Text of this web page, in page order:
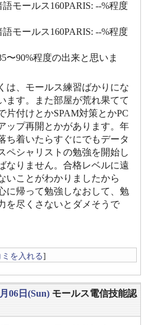
モールス160PARIS: --%程度
モールス160PARIS: --%程度
〜90%程度の出来と思いま
は、モールス練習ばかりにな
ます。また部屋が荒れ果てて
片付けとかSPAM対策とかPC
ップ再開とかがあります。年
ち着いたらすぐにでもデータ
ペシャリストの勉強を開始し
なりません。合格レベルに遠
いことがわかりましたから
に帰って勉強しなおして、勉
を尽くさないとダメそうで
を入れる]
06日(Sun) モールス電信技能認